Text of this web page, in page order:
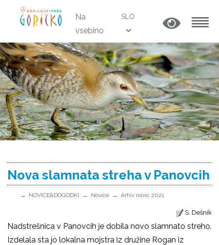
Na
vsebino
SLO
Nova slamnata streha v Panovcih
NOVICE&DOGODKI Novice Arhiv novic 2021
S. Dešnik
Nadstrešnica v Panovcih je dobila novo slamnato streho.
Izdelala sta jo lokalna mojstra iz družine Rogan iz